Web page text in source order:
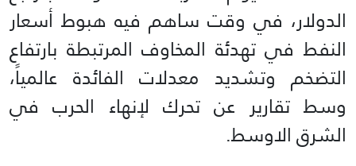
الدولار، في وقت ساهم فيه هبوط أسعار
النفط في تهدئة المخاوف المرتبطة بارتفاع
التضخم وتشديد معدلات الفائدة عالمياً،
وسط تقارير عن تحرك لإنهاء الحرب في
الشرق الاوسط.